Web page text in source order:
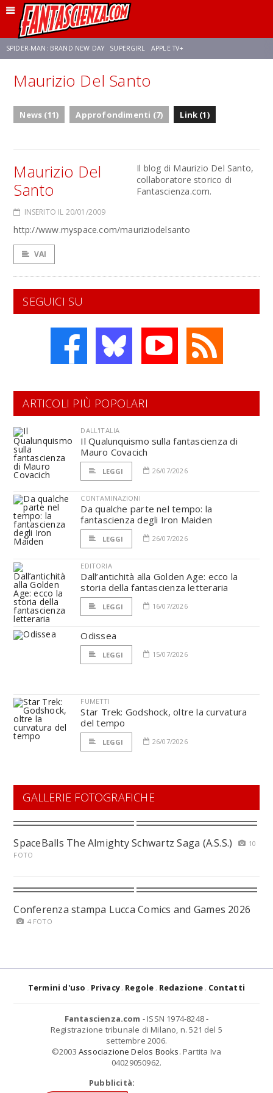
SPIDER-MAN: BRAND NEW DAY SUPERGIRL APPLE TV+
FRANCO RICCIARDIELLO ZENDAYA STAR TREK
Maurizio Del Santo
News (11) Approfondimenti (7) Link (1)
Maurizio Del
Santo
INSERITO IL 20/01/2009
http://www.myspace.com/mauriziodelsanto
VAI
Il blog di Maurizio Del Santo,
collaboratore storico di
Fantascienza.com.
SEGUICI SU
ARTICOLI PIÙ POPOLARI
DALL'ITALIA
Il Qualunquismo sulla fantascienza di
Mauro Covacich
LEGGI 26/07/2026
CONTAMINAZIONI
Da qualche parte nel tempo: la
fantascienza degli Iron Maiden
LEGGI 26/07/2026
EDITORIA
Dall’antichità alla Golden Age: ecco la
storia della fantascienza letteraria
LEGGI 16/07/2026
Odissea
LEGGI 15/07/2026
FUMETTI
Star Trek: Godshock, oltre la curvatura
del tempo
LEGGI 26/07/2026
GALLERIE FOTOGRAFICHE
SpaceBalls The Almighty Schwartz Saga (A.S.S.)
10
FOTO
Conferenza stampa Lucca Comics and Games 2026
4 FOTO
Termini d'uso Privacy Regole Redazione Contatti
Fantascienza.com - ISSN 1974-8248 -
Registrazione tribunale di Milano, n. 521 del 5
settembre 2006.
©2003 Associazione Delos Books. Partita Iva
04029050962.
Pubblicità: